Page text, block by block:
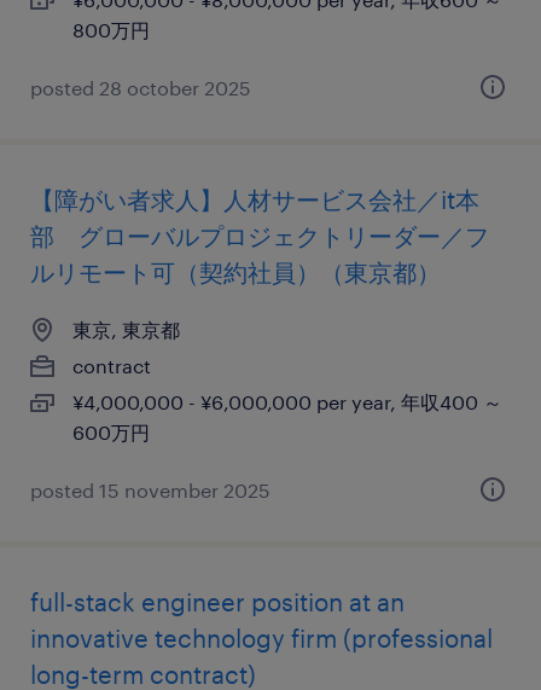
800万円
posted 28 october 2025
【障がい者求人】人材サービス会社／it本
部 グローバルプロジェクトリーダー／フ
ルリモート可（契約社員）（東京都）
東京, 東京都
contract
¥4,000,000 - ¥6,000,000 per year, 年収400 ～
600万円
posted 15 november 2025
full-stack engineer position at an
innovative technology firm (professional
long-term contract)